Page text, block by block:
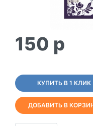
150 p
КУПИТЬ В 1 КЛИК
ДОБАВИТЬ В